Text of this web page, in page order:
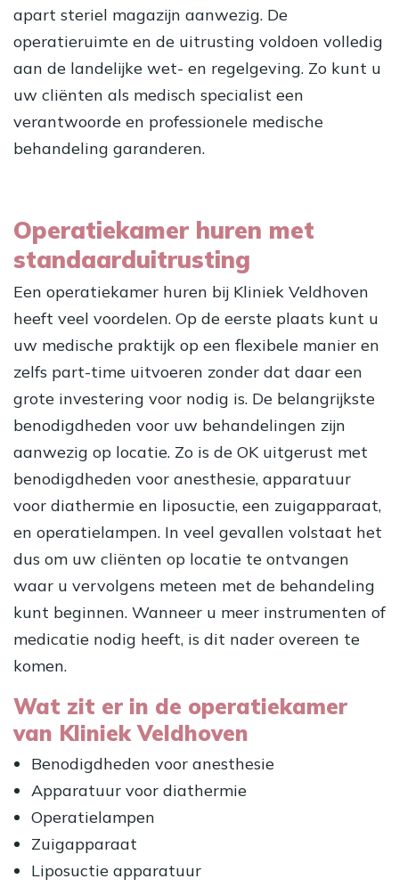
apart steriel magazijn aanwezig. De
operatieruimte en de uitrusting voldoen volledig
aan de landelijke wet- en regelgeving. Zo kunt u
uw cliënten als medisch specialist een
verantwoorde en professionele medische
behandeling garanderen.
Operatiekamer huren met
standaarduitrusting
Een operatiekamer huren bij Kliniek Veldhoven
heeft veel voordelen. Op de eerste plaats kunt u
uw medische praktijk op een flexibele manier en
zelfs part-time uitvoeren zonder dat daar een
grote investering voor nodig is. De belangrijkste
benodigdheden voor uw behandelingen zijn
aanwezig op locatie. Zo is de OK uitgerust met
benodigdheden voor anesthesie, apparatuur
voor diathermie en liposuctie, een zuigapparaat,
en operatielampen. In veel gevallen volstaat het
dus om uw cliënten op locatie te ontvangen
waar u vervolgens meteen met de behandeling
kunt beginnen. Wanneer u meer instrumenten of
medicatie nodig heeft, is dit nader overeen te
komen.
Wat zit er in de operatiekamer
van Kliniek Veldhoven
Benodigdheden voor anesthesie
Apparatuur voor diathermie
Operatielampen
Zuigapparaat
Liposuctie apparatuur